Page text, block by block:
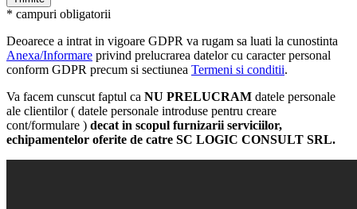
* campuri obligatorii
Deoarece a intrat in vigoare GDPR va rugam sa luati la cunostinta
Anexa/Informare privind prelucrarea datelor cu caracter personal
conform GDPR precum si sectiunea Termeni si conditii.
Va facem cunscut faptul ca NU PRELUCRAM datele personale
ale clientilor ( datele personale introduse pentru creare
cont/formulare ) decat in scopul furnizarii serviciilor,
echipamentelor oferite de catre SC LOGIC CONSULT SRL.